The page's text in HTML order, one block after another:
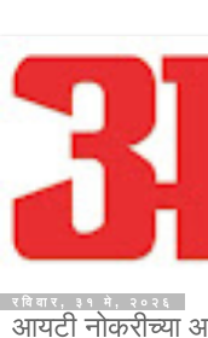
रविवार, ३१ मे, २०२६
आयटी नोकरीच्या